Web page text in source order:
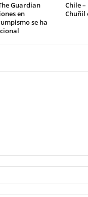
Guardian
en
se ha
Chile –
Chuñil